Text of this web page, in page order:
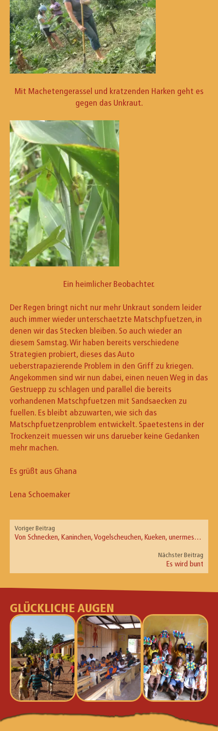
Mit Machetengerassel und kratzenden Harken geht es
gegen das Unkraut.
Ein heimlicher Beobachter.
Der Regen bringt nicht nur mehr Unkraut sondern leider
auch immer wieder unterschaetzte Matschpfuetzen, in
denen wir das Stecken bleiben. So auch wieder an
diesem Samstag. Wir haben bereits verschiedene
Strategien probiert, dieses das Auto
ueberstrapazierende Problem in den Griff zu kriegen.
Angekommen sind wir nun dabei, einen neuen Weg in das
Gestruepp zu schlagen und parallel die bereits
vorhandenen Matschpfuetzen mit Sandsaecken zu
fuellen. Es bleibt abzuwarten, wie sich das
Matschpfuetzenproblem entwickelt. Spaetestens in der
Trockenzeit muessen wir uns darueber keine Gedanken
mehr machen.
Es grüßt aus Ghana
Lena Schoemaker
Voriger Beitrag
Von Schnecken, Kaninchen, Vogelscheuchen, Kueken, unermesslichen Tiefen und und Lokussen aus bella Italia
Nächster Beitrag
Es wird bunt
GLÜCKLICHE AUGEN